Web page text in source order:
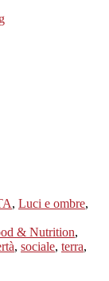
, Luci e ombre,
& Nutrition,
, sociale, terra,